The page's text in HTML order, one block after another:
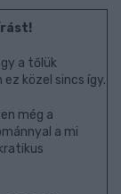
a tőlük
közel sincs így.
még a
a mi